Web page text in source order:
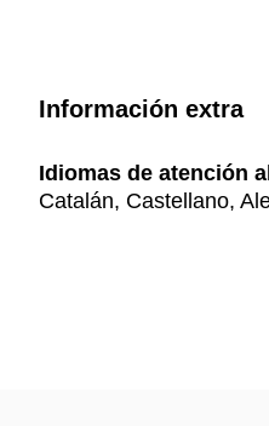
Información extra
Idiomas de atención
Catalán, Castellano,